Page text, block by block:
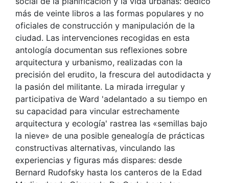
más de veinte libros a las formas populares y no
oficiales de construcción y manipulación de la
ciudad. Las intervenciones recogidas en esta
antología documentan sus reflexiones sobre
arquitectura y urbanismo, realizadas con la
precisión del erudito, la frescura del autodidacta y
la pasión del militante. La mirada irregular y
participativa de Ward 'adelantado a su tiempo en
su capacidad para vincular estrechamente
arquitectura y ecología' rastrea las «semillas bajo
la nieve» de una posible genealogía de prácticas
constructivas alternativas, vinculando las
experiencias y figuras más dispares: desde
Bernard Rudofsky hasta los canteros de la Edad